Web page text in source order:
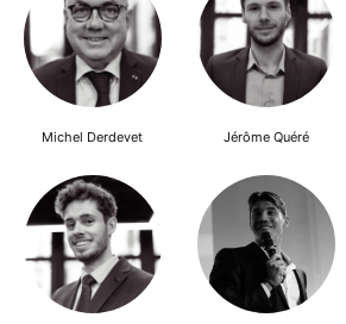
Michel Derdevet Jérôme Quéré